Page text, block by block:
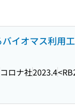
イオマス利用
コロナ社2023.4